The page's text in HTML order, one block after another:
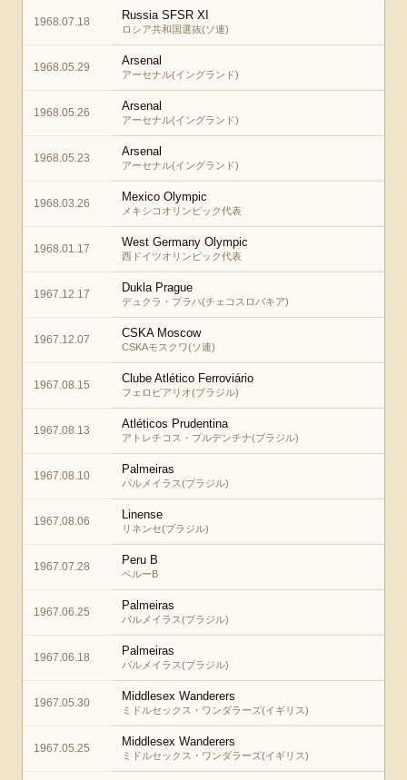
1968.07.18 Russia SFSR XI
ロシア共和国選抜(ソ連)
1968.05.29 Arsenal
アーセナル(イングランド)
1968.05.26 Arsenal
アーセナル(イングランド)
1968.05.23 Arsenal
アーセナル(イングランド)
1968.03.26 Mexico Olympic
メキシコオリンピック代表
1968.01.17 West Germany Olympic
西ドイツオリンピック代表
1967.12.17 Dukla Prague
デュクラ・プラハ(チェコスロバキア)
1967.12.07 CSKA Moscow
CSKAモスクワ(ソ連)
1967.08.15 Clube Atlético Ferroviário
フェロビアリオ(ブラジル)
1967.08.13 Atléticos Prudentina
アトレチコス・プルデンチナ(ブラジル)
1967.08.10 Palmeiras
パルメイラス(ブラジル)
1967.08.06 Linense
リネンセ(ブラジル)
1967.07.28 Peru B
ペルーB
1967.06.25 Palmeiras
パルメイラス(ブラジル)
1967.06.18 Palmeiras
パルメイラス(ブラジル)
1967.05.30 Middlesex Wanderers
ミドルセックス・ワンダラーズ(イギリス)
1967.05.25 Middlesex Wanderers
ミドルセックス・ワンダラーズ(イギリス)